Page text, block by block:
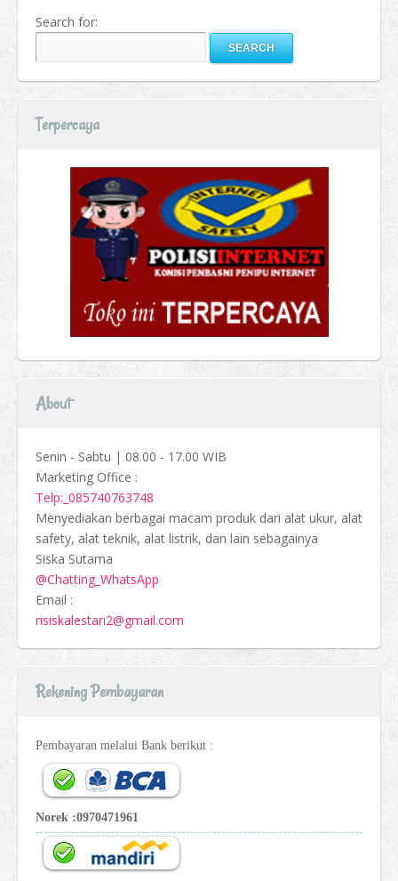
Search for:
Terpercaya
About
Senin - Sabtu | 08.00 - 17.00 WIB
Marketing Office :
Telp:_085740763748
Menyediakan berbagai macam produk dari alat ukur, alat
safety, alat teknik, alat listrik, dan lain sebagainya
Siska Sutama
@Chatting_WhatsApp
Email :
risiskalestari2@gmail.com
Rekening Pembayaran
Pembayaran melalui Bank berikut :
Norek :0970471961